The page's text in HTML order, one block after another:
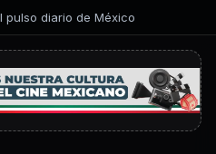
pulso diario de México